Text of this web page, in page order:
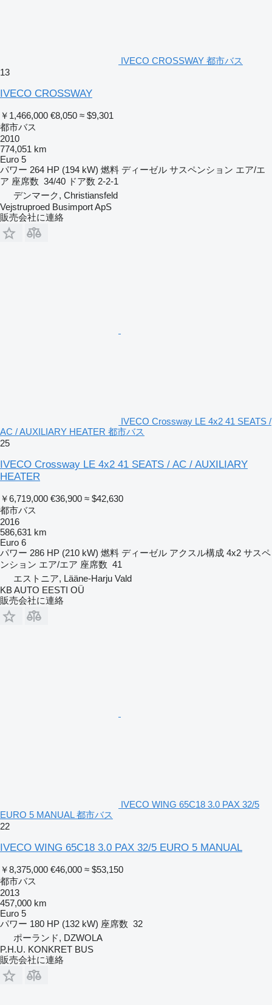
IVECO CROSSWAY 都市バス
13
IVECO CROSSWAY
￥1,466,000 €8,050 ≈ $9,301
都市バス
2010
774,051 km
Euro 5
パワー 264 HP (194 kW) 燃料 ディーゼル サスペンション エア/エ
ア 座席数 34/40 ドア数 2-2-1
デンマーク, Christiansfeld
Vejstruproed Busimport ApS
販売会社に連絡
IVECO Crossway LE 4x2 41 SEATS /
AC / AUXILIARY HEATER 都市バス
25
IVECO Crossway LE 4x2 41 SEATS / AC / AUXILIARY
HEATER
￥6,719,000 €36,900 ≈ $42,630
都市バス
2016
586,631 km
Euro 6
パワー 286 HP (210 kW) 燃料 ディーゼル アクスル構成 4x2 サスペ
ンション エア/エア 座席数 41
エストニア, Lääne-Harju Vald
KB AUTO EESTI OÜ
販売会社に連絡
IVECO WING 65C18 3.0 PAX 32/5
EURO 5 MANUAL 都市バス
22
IVECO WING 65C18 3.0 PAX 32/5 EURO 5 MANUAL
￥8,375,000 €46,000 ≈ $53,150
都市バス
2013
457,000 km
Euro 5
パワー 180 HP (132 kW) 座席数 32
ポーランド, DZWOLA
P.H.U. KONKRET BUS
販売会社に連絡